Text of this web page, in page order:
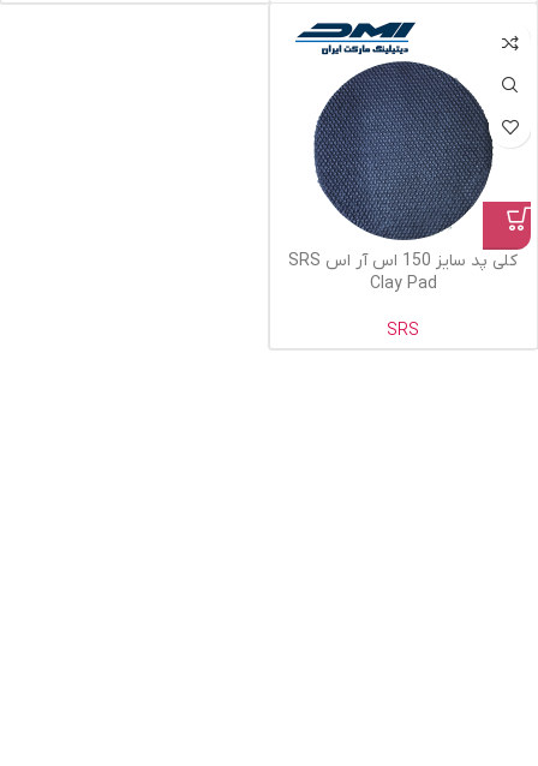
کلی پد سایز 150 اس آر اس SRS
Clay Pad
SRS